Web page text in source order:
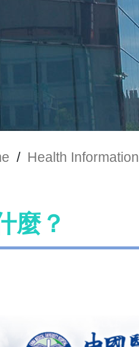
/ Health Information
麼？